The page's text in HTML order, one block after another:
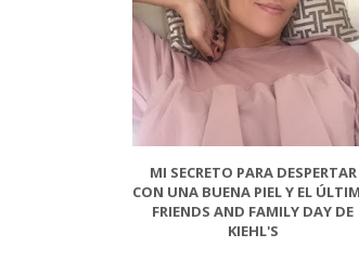
MI SECRETO PARA DESPERTAR
CON UNA BUENA PIEL Y EL
FRIENDS AND FAMILY DAY DE
KIEHL'S